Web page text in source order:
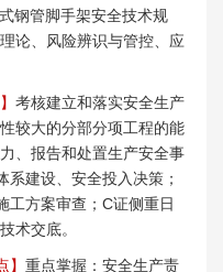
钢管脚手架安全技术规
论、风险辨识与管控、应
考核建立和落实安全生产
较大的分部分项工程的能
、报告和处置生产安全事
建设、安全投入决策；
工方案审查；C证侧重日
术交底。
重点掌握：安全生产责